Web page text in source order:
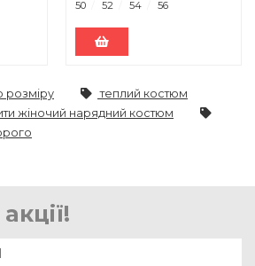
50 52 54 56
розміру
теплий костюм
жіночий нарядний костюм